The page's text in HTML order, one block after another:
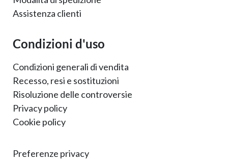
Assistenza clienti
Condizioni d'uso
Condizioni generali di vendita
Recesso, resi e sostituzioni
Risoluzione delle controversie
Privacy policy
Cookie policy
Preferenze privacy